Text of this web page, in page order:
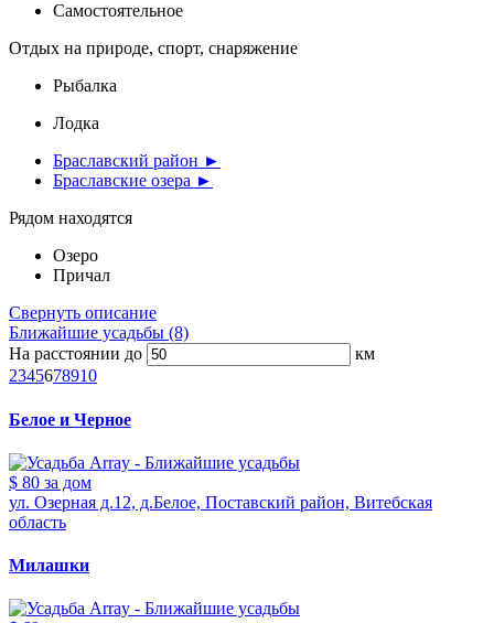
Самостоятельное
Отдых на природе, спорт, снаряжение
Рыбалка
Лодка
Браславский район ►
Браславские озера ►
Рядом находятся
Озеро
Причал
Свернуть описание
Ближайшие усадьбы (8)
На расстоянии до
км
2345678910
Белое и Черное
$ 80 за дом
ул. Озерная д.12, д.Белое, Поставский район, Витебская
область
Милашки